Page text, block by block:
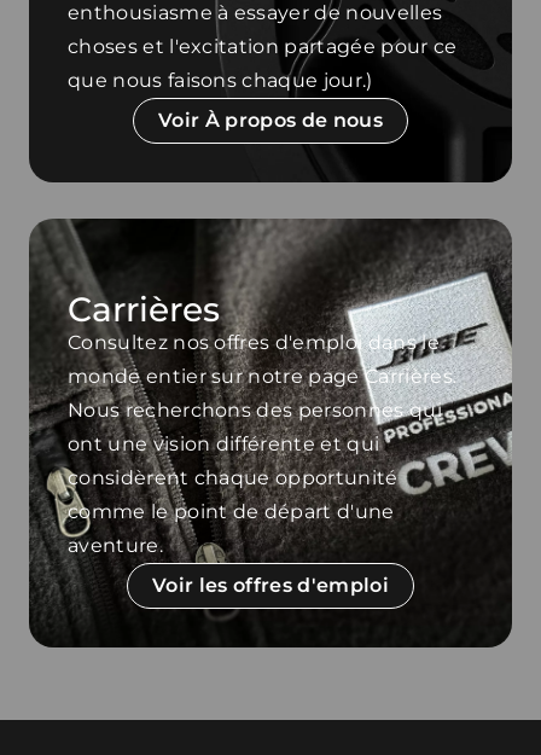
enthousiasme à essayer de nouvelles
choses et l'excitation partagée pour ce
que nous faisons chaque jour.)
Voir À propos de nous
Carrières
Consultez nos offres d'emploi dans le
monde entier sur notre page Carrières.
Nous recherchons des personnes qui
ont une vision différente et qui
considèrent chaque opportunité
comme le point de départ d'une
aventure.
Voir les offres d'emploi